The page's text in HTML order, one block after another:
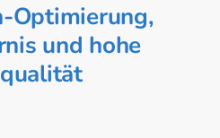
Optimierung,
und hohe